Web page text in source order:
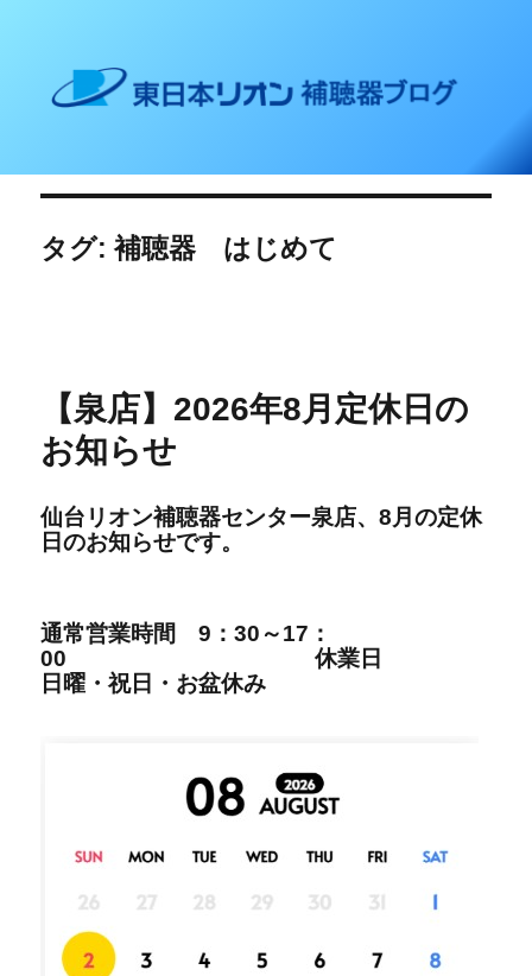
東日本リオン 補聴器ブログ
タグ: 補聴器 はじめて
【泉店】2026年8月定休日の
お知らせ
仙台リオン補聴器センター泉店、8月の定休
日のお知らせです。
通常営業時間9：30～17：
00
休業日
日曜・祝日・ お盆休み